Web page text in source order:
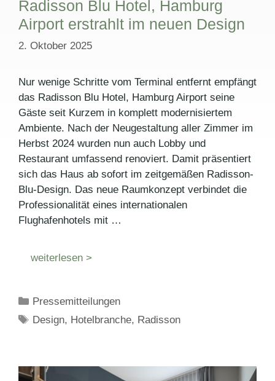
Radisson Blu Hotel, Hamburg
Airport erstrahlt im neuen Design
2. Oktober 2025
Nur wenige Schritte vom Terminal entfernt empfängt
das Radisson Blu Hotel, Hamburg Airport seine
Gäste seit Kurzem in komplett modernisiertem
Ambiente. Nach der Neugestaltung aller Zimmer im
Herbst 2024 wurden nun auch Lobby und
Restaurant umfassend renoviert. Damit präsentiert
sich das Haus ab sofort im zeitgemäßen Radisson-
Blu-Design. Das neue Raumkonzept verbindet die
Professionalität eines internationalen
Flughafenhotels mit …
weiterlesen >
Kategorien
Pressemitteilungen
Schlagwörter
Design, Hotelbranche, Radisson